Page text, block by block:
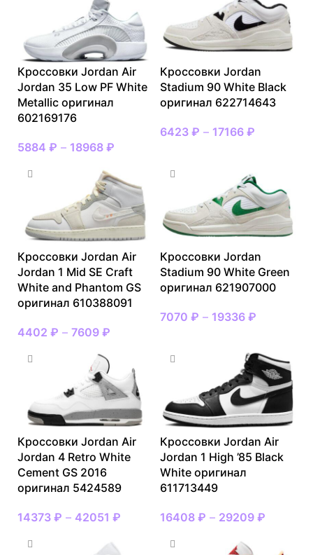
Кроссовки Jordan Air
Jordan 35 Low PF White
Metallic оригинал
602169176
5884 ₽ – 18968 ₽
Кроссовки Jordan
Stadium 90 White Black
оригинал 622714643
6423 ₽ – 17166 ₽
Кроссовки Jordan Air
Jordan 1 Mid SE Craft
White and Phantom GS
оригинал 610388091
4402 ₽ – 7609 ₽
Кроссовки Jordan
Stadium 90 White Green
оригинал 621907000
7070 ₽ – 19336 ₽
Кроссовки Jordan Air
Jordan 4 Retro White
Cement GS 2016
оригинал 5424589
14373 ₽ – 42051 ₽
Кроссовки Jordan Air
Jordan 1 High ’85 Black
White оригинал
611713449
16408 ₽ – 29209 ₽